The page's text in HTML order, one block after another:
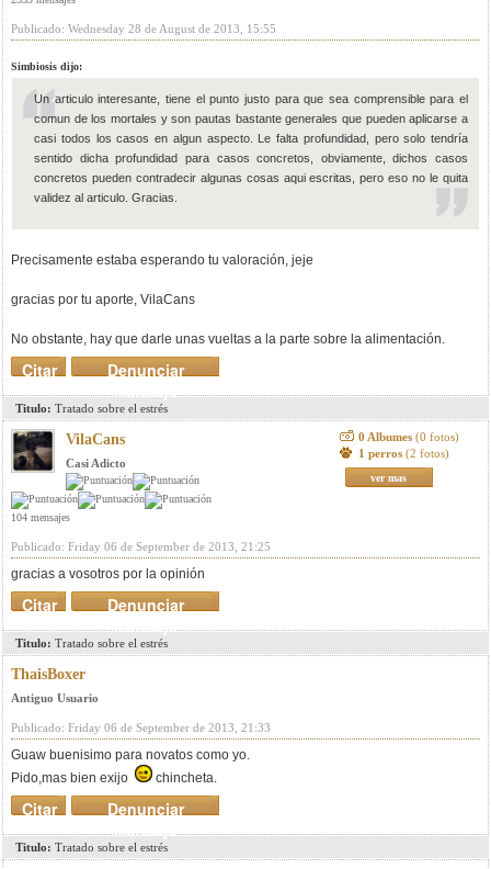
Publicado: Wednesday 28 de August de 2013, 15:55
Simbiosis dijo:
Un articulo interesante, tiene el punto justo para que sea comprensible para el
comun de los mortales y son pautas bastante generales que pueden aplicarse a
casi todos los casos en algun aspecto. Le falta profundidad, pero solo tendría
sentido dicha profundidad para casos concretos, obviamente, dichos casos
concretos pueden contradecir algunas cosas aqui escritas, pero eso no le quita
validez al articulo. Gracias.
Precisamente estaba esperando tu valoración, jeje
gracias por tu aporte, VilaCans
No obstante, hay que darle unas vueltas a la parte sobre la alimentación.
Denunciar
mensaje
Citar
Titulo: Tratado sobre el estrés
VilaCans
Casi Adicto
104 mensajes
0 Albumes (0 fotos)
1 perros (2 fotos)
ver mas
Publicado: Friday 06 de September de 2013, 21:25
gracias a vosotros por la opinión
Denunciar
mensaje
Citar
Titulo: Tratado sobre el estrés
ThaisBoxer
Antiguo Usuario
Publicado: Friday 06 de September de 2013, 21:33
Guaw buenisimo para novatos como yo.
Pido,mas bien exijo
chincheta.
Denunciar
mensaje
Citar
Titulo: Tratado sobre el estrés